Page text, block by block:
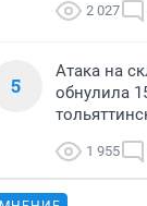
2 027
5
Атака на
обнулила
1 955